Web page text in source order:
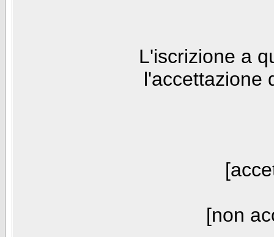
L'iscrizione a
l'accettazione
[non